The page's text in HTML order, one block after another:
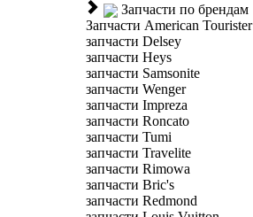
Запчасти по брендам
Запчасти American Tourister
запчасти Delsey
запчасти Heys
запчасти Samsonite
запчасти Wenger
запчасти Impreza
запчасти Roncato
запчасти Tumi
запчасти Travelite
запчасти Rimowa
запчасти Bric's
запчасти Redmond